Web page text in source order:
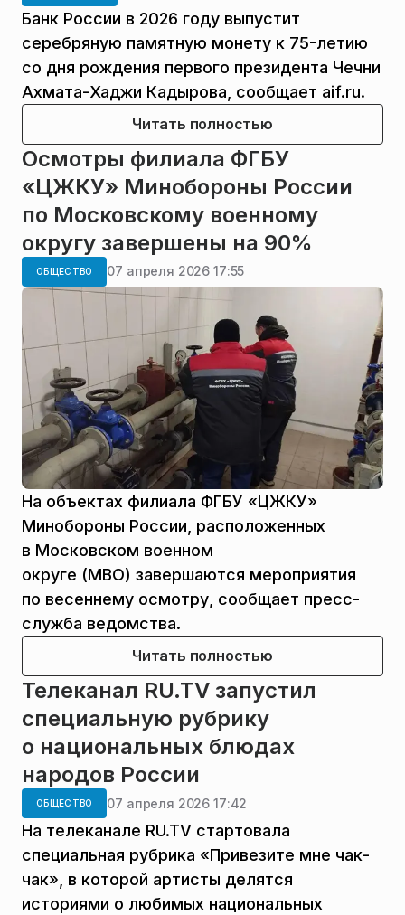
Банк России в 2026 году выпустит
серебряную памятную монету к 75-летию
со дня рождения первого президента Чечни
Ахмата-Хаджи Кадырова, сообщает aif.ru.
Читать полностью
Осмотры филиала ФГБУ
«ЦЖКУ» Минобороны России
по Московскому военному
округу завершены на 90%
ОБЩЕСТВО 07 апреля 2026 17:55
На объектах филиала ФГБУ «ЦЖКУ»
Минобороны России, расположенных
в Московском военном
округе (МВО) завершаются мероприятия
по весеннему осмотру, сообщает пресс-
служба ведомства.
Читать полностью
Телеканал RU.TV запустил
специальную рубрику
о национальных блюдах
народов России
ОБЩЕСТВО 07 апреля 2026 17:42
На телеканале RU.TV стартовала
специальная рубрика «Привезите мне чак-
чак», в которой артисты делятся
историями о любимых национальных